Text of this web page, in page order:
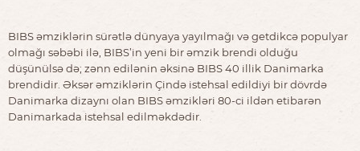
BIBS əmziklərin sürətlə dünyaya yayılmağı və getdikcə populyar
olmağı səbəbi ilə, BIBS’in yeni bir əmzik brendi olduğu
düşünülsə də; zənn edilənin əksinə BIBS 40 illik Danimarka
brendidir. Əksər əmziklərin Çində istehsal edildiyi bir dövrdə
Danimarka dizaynı olan BIBS əmzikləri 80-ci ildən etibarən
Danimarkada istehsal edilməkdədir.